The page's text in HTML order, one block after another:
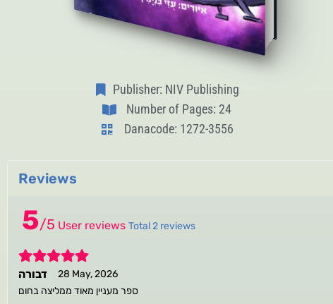
Publisher: NIV Publishing
Number of Pages: 24
Danacode: 1272-3556
Reviews
5/5 User reviews Total 2 reviews
5
דבורה
28 May, 2026
ספר מעניין מאוד ממליצה בחום